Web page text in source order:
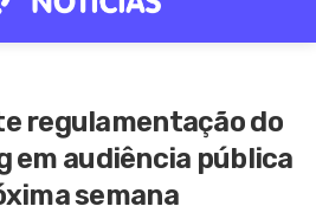
regulamentação do
em audiência pública
semana